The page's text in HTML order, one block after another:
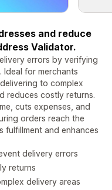
and reduce
Validator.
errors by verifying
for merchants
to complex
reduces costly returns.
cuts expenses, and
orders reach the
fulfillment and enhances
delivery errors
returns
delivery areas